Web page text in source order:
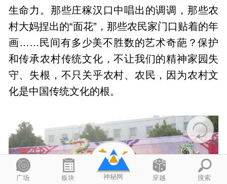
生命力。那些庄稼汉口中唱出的调调，那些农
村大妈捏出的“面花”，那些农民家门口贴着的年
画……民间有多少美不胜数的艺术奇葩？保护
和传承农村传统文化，不让我们的精神家园失
守、失根，不只关乎农村、农民，因为农村文
化是中国传统文化的根。
广场 板块 神秘网 穿越 搜索